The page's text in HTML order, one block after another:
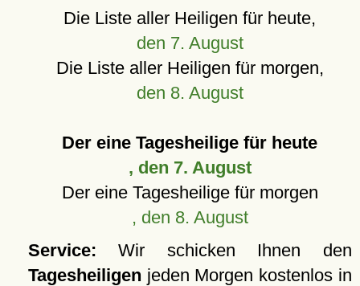
Die Liste aller Heiligen für heute,
den 7. August
Die Liste aller Heiligen für morgen,
den 8. August
Der eine Tagesheilige für heute
, den 7. August
Der eine Tagesheilige für morgen
, den 8. August
Service: Wir schicken Ihnen den
Tagesheiligen jeden Morgen kostenlos in